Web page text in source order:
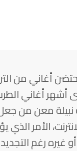
أغاني من
أشهر أغاني
نبيلة معن من
الأمر
رغم